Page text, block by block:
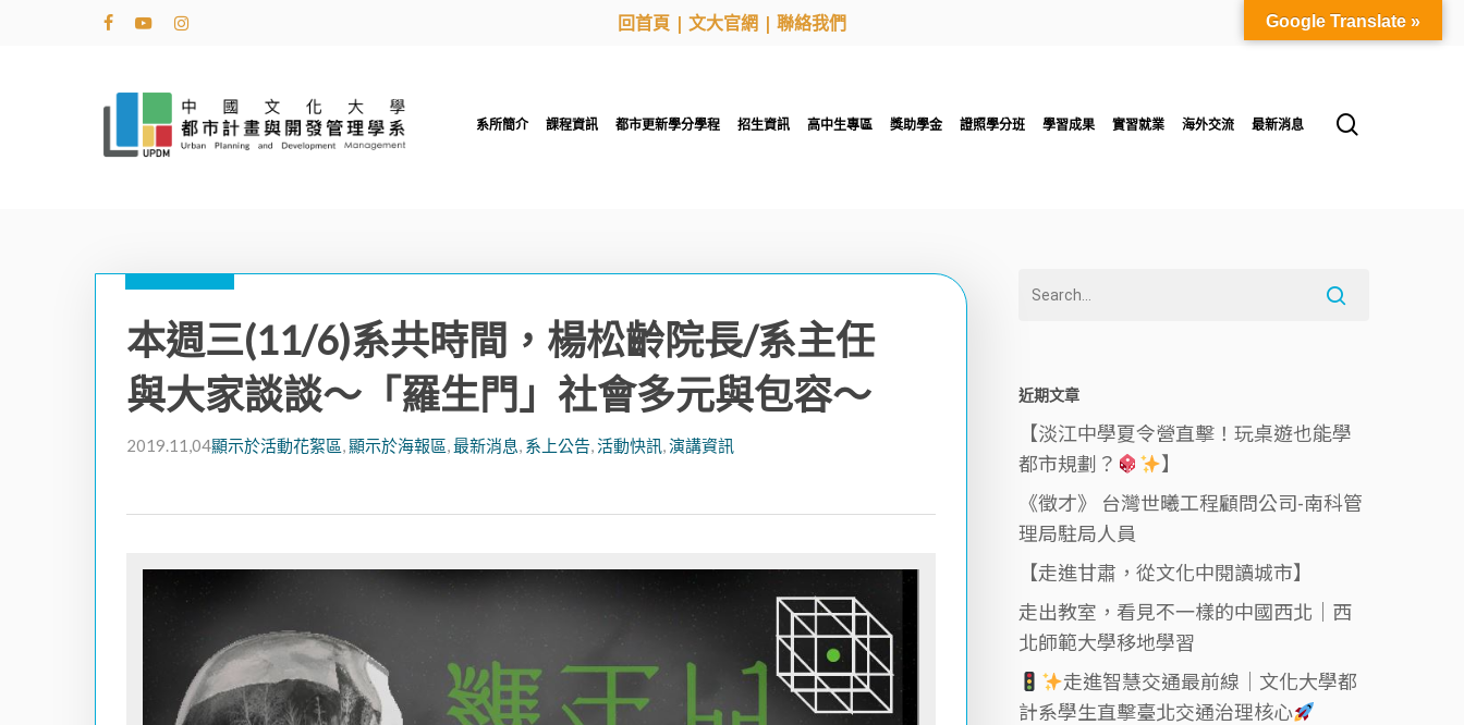
facebookyoutubeinstagram
回首頁| 文大官網| 聯絡我們
系所簡介 課程資訊 都市更新學分學程 招生資訊 高中生專區 獎助學金 證照學分班 學習成果 實習就業 海外交流 最新消息
本週三(11/6)系共時間，楊松齡院長/系主任
與大家談談～「羅生門」社會多元與包容～
2019.11,04顯示於活動花絮區,顯示於海報區,最新消息, 系上公告,活動快訊,演講資訊
近期文章
【淡江中學夏令營直擊！玩桌遊也能學
都市規劃？
】
《徵才》 台灣世曦工程顧問公司-南科管
理局駐局人員
【走進甘肅，從文化中閱讀城市】
走出教室，看見不一樣的中國西北｜西
北師範大學移地學習
走進智慧交通最前線｜文化大學都
計系學生直擊臺北交通治理核心
Google Translate »